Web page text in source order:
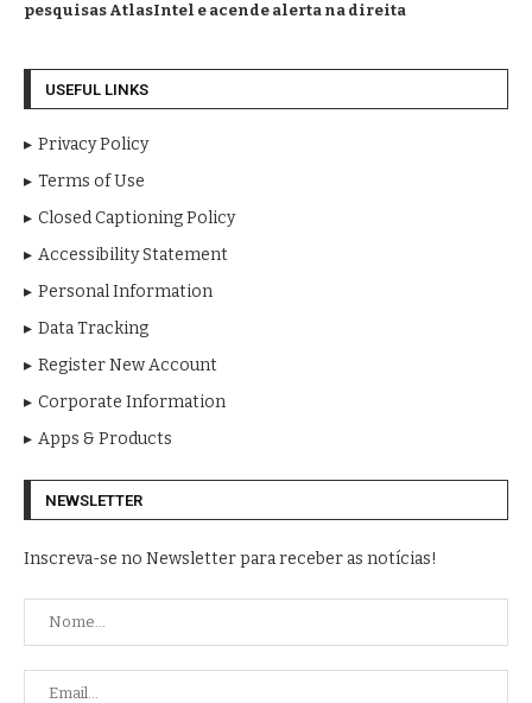
pesquisas AtlasIntel e acende alerta na direita
USEFUL LINKS
Privacy Policy
Terms of Use
Closed Captioning Policy
Accessibility Statement
Personal Information
Data Tracking
Register New Account
Corporate Information
Apps & Products
NEWSLETTER
Inscreva-se no Newsletter para receber as notícias!